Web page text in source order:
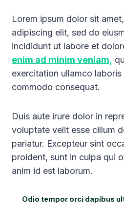
Lorem ipsum dolor sit
adipiscing elit, sed do
incididunt ut labore et
enim ad minim veniam,
exercitation ullamco
commodo consequat.
Duis aute irure dolor in
voluptate velit esse cillum
pariatur. Excepteur sint
proident, sunt in culpa qui
anim id est laborum.
Odio tempor orci dapibus